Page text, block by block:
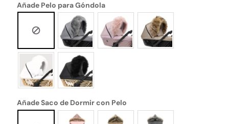
Añade Pelo para Góndola
Añade Saco de Dormir con Pelo